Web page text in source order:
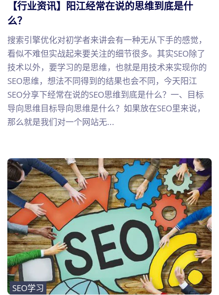
【行业资讯】阳江经常在说的思维到底是什
么？
搜索引擎优化对初学者来讲会有一种无从下手的感觉，
看似不难但实战起来要关注的细节很多。其实SEO除了
技术以外，要学习的是思维，也就是用技术来实现你的
SEO思维，想法不同得到的结果也会不同，今天阳江
SEO分享下经常在说的SEO思维到底是什么？一、目标
导向思维目标导向思维是什么？如果放在SEO里来说，
那么就是我们对一个网站无...
SEO学习